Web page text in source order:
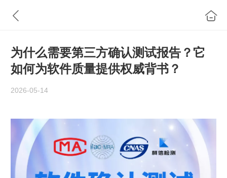
为什么需要第三方确认测试报告？它
如何为软件质量提供权威背书？
2026-05-14